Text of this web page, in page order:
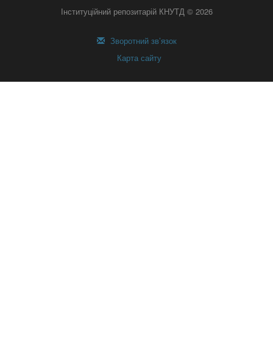
Інституційний репозитарій КНУТД © 2026
Зворотний зв’язок
Карта сайту